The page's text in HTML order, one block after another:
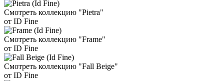
Смотреть коллекцию "Pietra"
от ID Fine
Смотреть коллекцию "Frame"
от ID Fine
Смотреть коллекцию "Fall Beige"
от ID Fine